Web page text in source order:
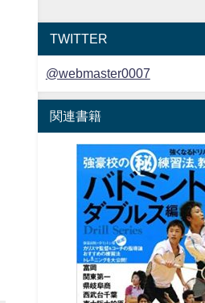
TWITTER
@webmaster0007
関連書籍